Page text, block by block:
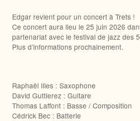
Edgar revient pour un concert à Trets !
Ce concert aura lieu le 25 juin 2026
partenariat avec le festival de jazz des
Plus d’informations prochainement.
Raphaël Illes : Saxophone
David Guttierez : Guitare
Thomas Laffont : Basse / Composition
Cédrick Bec : Batterie